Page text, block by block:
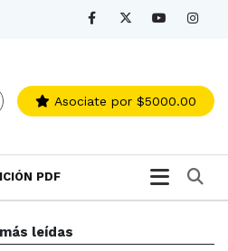
Asociate por $5000.00
PDF
leídas